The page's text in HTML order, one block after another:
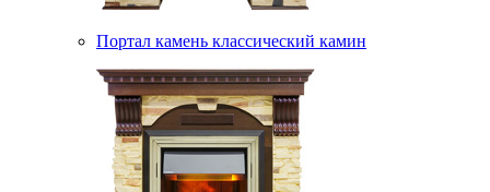
Портал камень классический камин